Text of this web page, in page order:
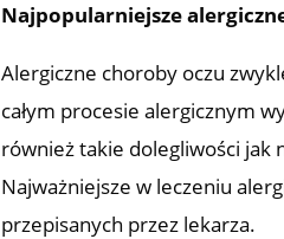
Najpopularniejsze
Alergiczne choroby oczu
całym procesie alergicznym
również takie dolegliwości jak
Najważniejsze w leczeniu
przepisanych przez lekarza.